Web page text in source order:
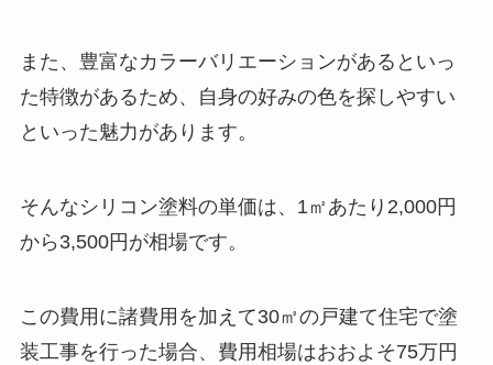
また、豊富なカラーバリエーションがあるといっ
た特徴があるため、自身の好みの色を探しやすい
といった魅力があります。
そんなシリコン塗料の単価は、1㎡あたり2,000円
から3,500円が相場です。
この費用に諸費用を加えて30㎡の戸建て住宅で塗
装工事を行った場合、費用相場はおおよそ75万円